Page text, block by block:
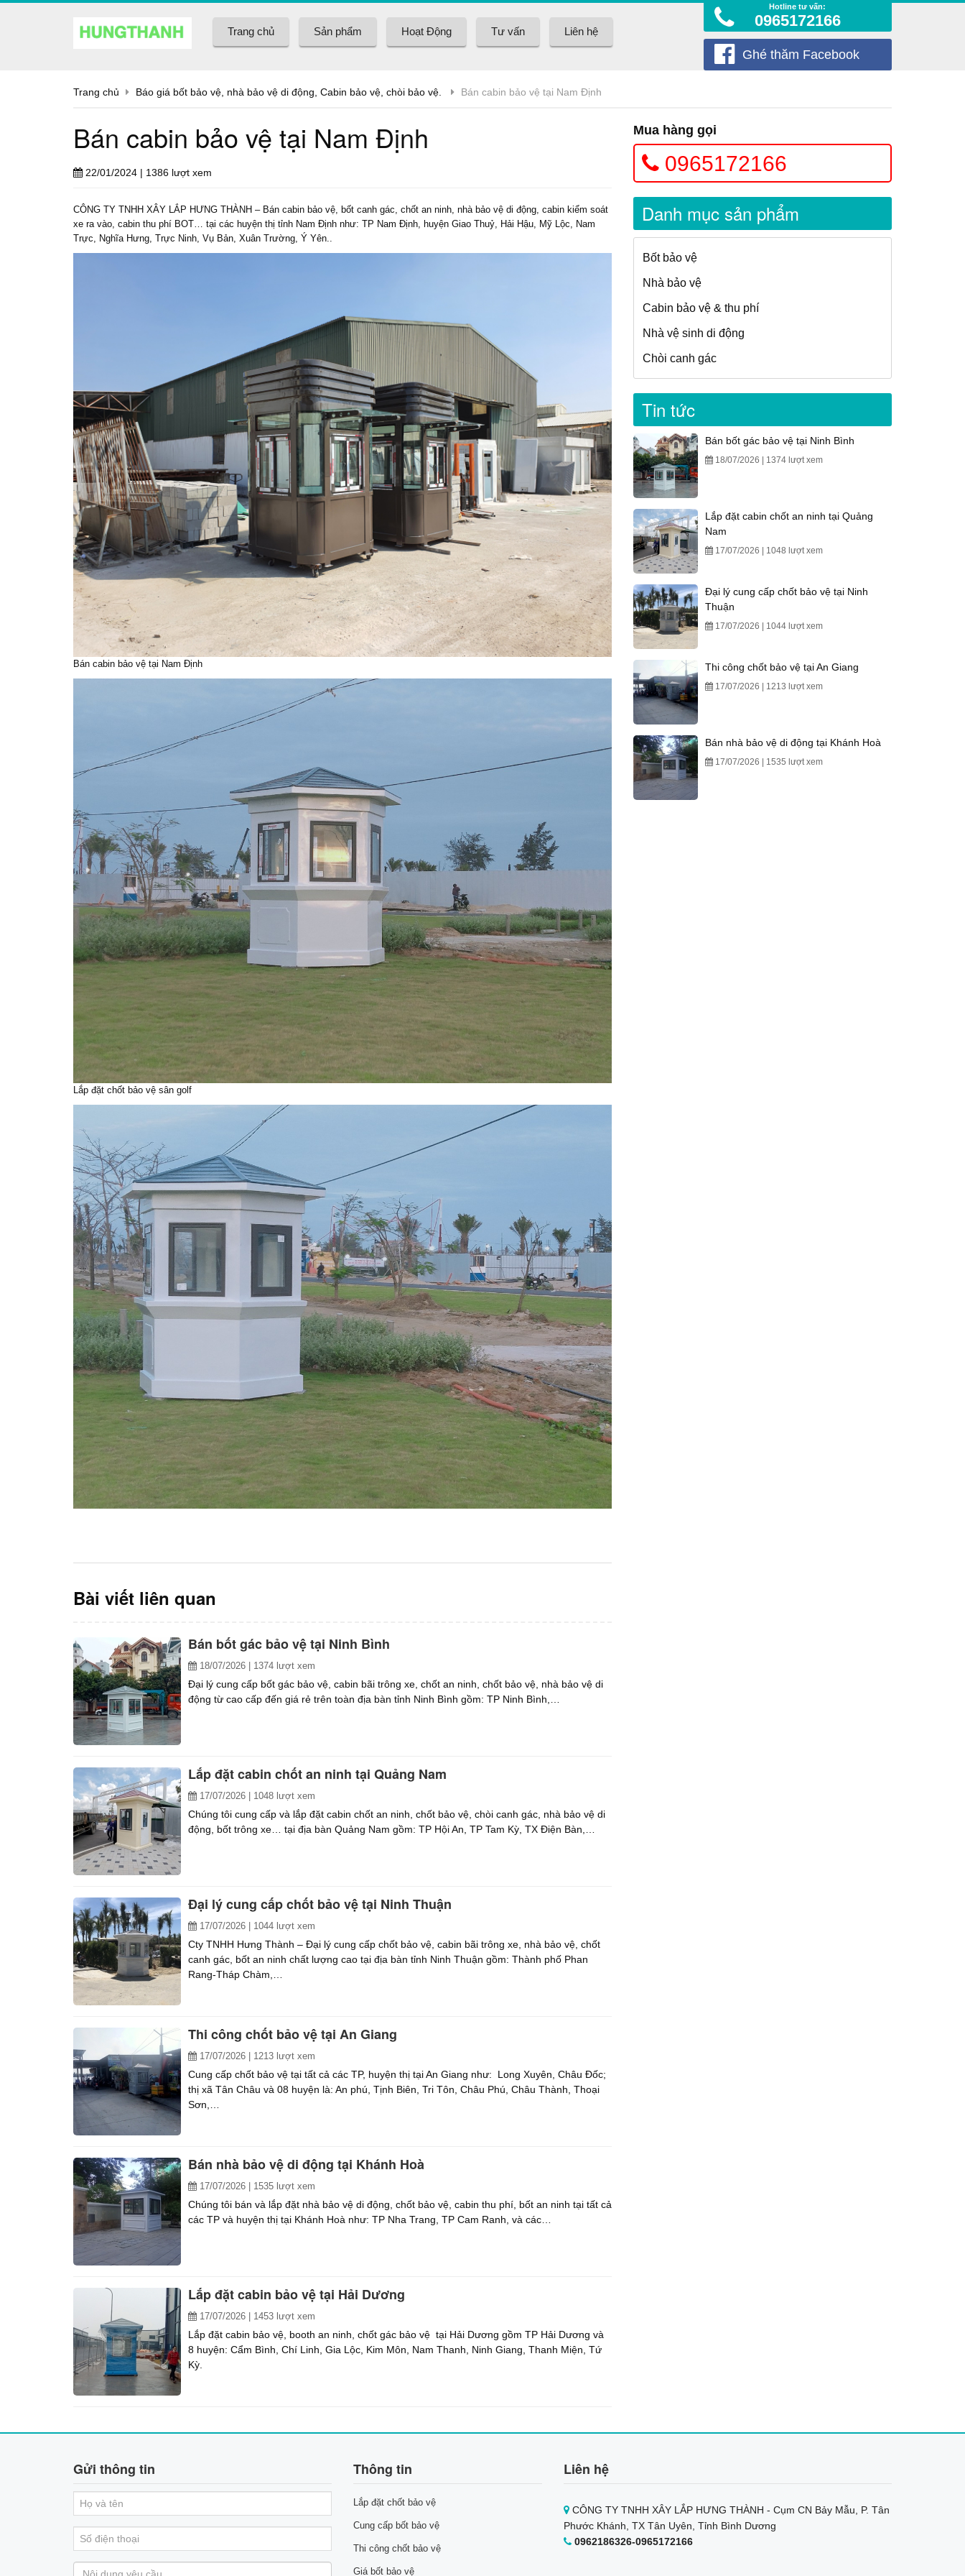
Trang chủ Sản phẩm Hoạt Động Tư vấn Liên hệ
Hotline tư vấn:
0965172166
Ghé thăm Facebook
Trang chủ Báo giá bốt bảo vệ, nhà bảo vệ di động, Cabin bảo vệ, chòi bảo vệ. Bán cabin bảo vệ tại Nam Định
Bán cabin bảo vệ tại Nam Định
22/01/2024 | 1386 lượt xem
CÔNG TY TNHH XÂY LẮP HƯNG THÀNH – Bán cabin bảo vệ, bốt canh gác, chốt an ninh, nhà bảo vệ di động, cabin kiểm soát
xe ra vào, cabin thu phí BOT… tại các huyện thị tỉnh Nam Định như: TP Nam Định, huyện Giao Thuỷ, Hải Hậu, Mỹ Lộc, Nam
Trực, Nghĩa Hưng, Trực Ninh, Vụ Bản, Xuân Trường, Ý Yên..
Bán cabin bảo vệ tại Nam Định
Lắp đặt chốt bảo vệ sân golf
Bài viết liên quan
Bán bốt gác bảo vệ tại Ninh Bình
18/07/2026 | 1374 lượt xem
Đại lý cung cấp bốt gác bảo vệ, cabin bãi trông xe, chốt an ninh, chốt bảo vệ, nhà bảo vệ di
động từ cao cấp đến giá rẻ trên toàn địa bàn tỉnh Ninh Bình gồm: TP Ninh Bình,…
Lắp đặt cabin chốt an ninh tại Quảng Nam
17/07/2026 | 1048 lượt xem
Chúng tôi cung cấp và lắp đặt cabin chốt an ninh, chốt bảo vệ, chòi canh gác, nhà bảo vệ di
động, bốt trông xe… tại địa bàn Quảng Nam gồm: TP Hội An, TP Tam Kỳ, TX Điện Bàn,…
Đại lý cung cấp chốt bảo vệ tại Ninh Thuận
17/07/2026 | 1044 lượt xem
Cty TNHH Hưng Thành – Đại lý cung cấp chốt bảo vệ, cabin bãi trông xe, nhà bảo vệ, chốt
canh gác, bốt an ninh chất lượng cao tại địa bàn tỉnh Ninh Thuận gồm: Thành phố Phan
Rang-Tháp Chàm,…
Thi công chốt bảo vệ tại An Giang
17/07/2026 | 1213 lượt xem
Cung cấp chốt bảo vệ tại tất cả các TP, huyện thị tại An Giang như: Long Xuyên, Châu Đốc;
thị xã Tân Châu và 08 huyện là: An phú, Tịnh Biên, Tri Tôn, Châu Phú, Châu Thành, Thoại
Sơn,…
Bán nhà bảo vệ di động tại Khánh Hoà
17/07/2026 | 1535 lượt xem
Chúng tôi bán và lắp đặt nhà bảo vệ di động, chốt bảo vệ, cabin thu phí, bốt an ninh tại tất cả
các TP và huyện thị tại Khánh Hoà như: TP Nha Trang, TP Cam Ranh, và các…
Lắp đặt cabin bảo vệ tại Hải Dương
17/07/2026 | 1453 lượt xem
Lắp đặt cabin bảo vệ, booth an ninh, chốt gác bảo vệ tại Hải Dương gồm TP Hải Dương và
8 huyện: Cẩm Bình, Chí Linh, Gia Lộc, Kim Môn, Nam Thanh, Ninh Giang, Thanh Miện, Tứ
Kỳ.
Mua hàng gọi
0965172166
Danh mục sản phẩm
Bốt bảo vệ
Nhà bảo vệ
Cabin bảo vệ & thu phí
Nhà vệ sinh di động
Chòi canh gác
Tin tức
Bán bốt gác bảo vệ tại Ninh Bình
18/07/2026 | 1374 lượt xem
Lắp đặt cabin chốt an ninh tại Quảng
Nam
17/07/2026 | 1048 lượt xem
Đại lý cung cấp chốt bảo vệ tại Ninh
Thuận
17/07/2026 | 1044 lượt xem
Thi công chốt bảo vệ tại An Giang
17/07/2026 | 1213 lượt xem
Bán nhà bảo vệ di động tại Khánh Hoà
17/07/2026 | 1535 lượt xem
Gửi thông tin Thông tin
Lắp đặt chốt bảo vệ
Cung cấp bốt bảo vệ
Thi công chốt bảo vệ
Giá bốt bảo vệ
Liên hệ
CÔNG TY TNHH XÂY LẮP HƯNG THÀNH - Cụm CN Bảy Mẫu, P. Tân
Phước Khánh, TX Tân Uyên, Tỉnh Bình Dương
0962186326-0965172166